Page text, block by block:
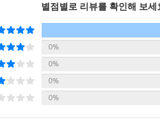
별점별로 리뷰를 확인해 보세
0%
0%
0%
0%